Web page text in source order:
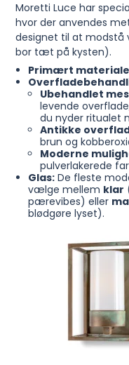
Moretti Luce har
hvor der anvendes
designet til at modstå
bor tæt på kysten).
Primært
Ubehandlet
levende
du nyder ritualet
Antikke
brun og
Moderne
pulverlakerede
Glas:De fleste
vælge mellem klar
pærevibes) eller
blødgøre lyset).